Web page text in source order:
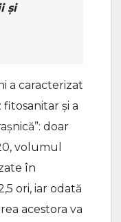
și
a caracterizat
și a
doar
volumul
în
ori, iar odată
acestora va